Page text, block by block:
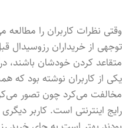
وقتی نظرات کاربران را
توجهی از خریداران رزوسیدال
متقاعد کردن خودشان باشند،
یکی از کاربران نوشته بود
مخالفت می‌کرد چون تصور
رایج اینترنتی است. کاربر